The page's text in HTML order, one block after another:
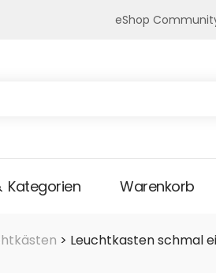
eShop
Kategorien Warenkorb
> Leuchtkasten schmal